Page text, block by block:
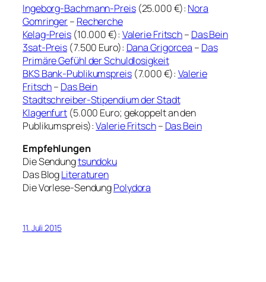
Ingeborg-Bachmann-Preis(25.000 €): Nora
Gomringer– Recherche
Kelag-Preis(10.000 €): Valerie Fritsch– Das Bein
3sat-Preis (7.500 Euro): Dana Grigorcea – Das
Primäre Gefühl der Schuldlosigkeit
BKS Bank-Publikumspreis(7.000 €): Valerie
Fritsch– Das Bein
Stadtschreiber-Stipendium der Stadt
Klagenfurt (5.000 Euro; gekoppelt an den
Publikumspreis):Valerie Fritsch– Das Bein
Empfehlungen
Die Sendungtsundoku
Das BlogLiteraturen
Die Vorlese-SendungPolydora
11. Juli 2015